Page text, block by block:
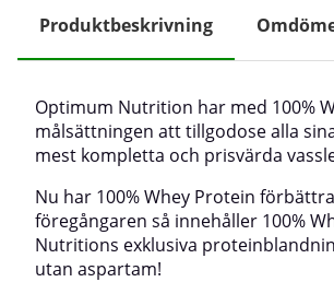
Produktbeskrivning
Optimum Nutrition har med 100%
målsättningen att tillgodose alla
mest kompletta och prisvärda
Nu har 100% Whey Protein
föregångaren så innehåller 100%
Nutritions exklusiva
utan aspartam!